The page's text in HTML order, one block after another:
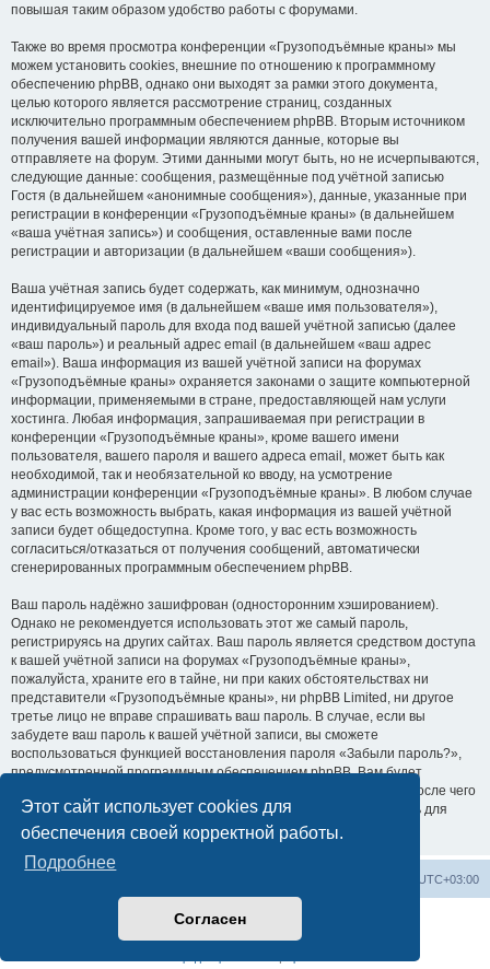
Этот сайт использует cookies для
обеспечения своей корректной работы.
Подробнее
Согласен
повышая таким образом удобство работы с форумами.
Также во время просмотра конференции «Грузоподъёмные краны» мы
можем установить cookies, внешние по отношению к программному
обеспечению phpBB, однако они выходят за рамки этого документа,
целью которого является рассмотрение страниц, созданных
исключительно программным обеспечением phpBB. Вторым источником
получения вашей информации являются данные, которые вы
отправляете на форум. Этими данными могут быть, но не исчерпываются,
следующие данные: сообщения, размещённые под учётной записью
Гостя (в дальнейшем «анонимные сообщения»), данные, указанные при
регистрации в конференции «Грузоподъёмные краны» (в дальнейшем
«ваша учётная запись») и сообщения, оставленные вами после
регистрации и авторизации (в дальнейшем «ваши сообщения»).
Ваша учётная запись будет содержать, как минимум, однозначно
идентифицируемое имя (в дальнейшем «ваше имя пользователя»),
индивидуальный пароль для входа под вашей учётной записью (далее
«ваш пароль») и реальный адрес email (в дальнейшем «ваш адрес
email»). Ваша информация из вашей учётной записи на форумах
«Грузоподъёмные краны» охраняется законами о защите компьютерной
информации, применяемыми в стране, предоставляющей нам услуги
хостинга. Любая информация, запрашиваемая при регистрации в
конференции «Грузоподъёмные краны», кроме вашего имени
пользователя, вашего пароля и вашего адреса email, может быть как
необходимой, так и необязательной ко вводу, на усмотрение
администрации конференции «Грузоподъёмные краны». В любом случае
у вас есть возможность выбрать, какая информация из вашей учётной
записи будет общедоступна. Кроме того, у вас есть возможность
согласиться/отказаться от получения сообщений, автоматически
сгенерированных программным обеспечением phpBB.
Ваш пароль надёжно зашифрован (односторонним хэшированием).
Однако не рекомендуется использовать этот же самый пароль,
регистрируясь на других сайтах. Ваш пароль является средством доступа
к вашей учётной записи на форумах «Грузоподъёмные краны»,
пожалуйста, храните его в тайне, ни при каких обстоятельствах ни
представители «Грузоподъёмные краны», ни phpBB Limited, ни другое
третье лицо не вправе спрашивать ваш пароль. В случае, если вы
забудете ваш пароль к вашей учётной записи, вы сможете
воспользоваться функцией восстановления пароля «Забыли пароль?»,
предусмотренной программным обеспечением phpBB. Вам будет
необходимо ввести ваше имя пользователя и ваш адрес email, после чего
программное обеспечение phpBB сгенерирует вам новый пароль для
вашей учётной записи.
UTC+03:00
Создано на основеphpBB® Forum Software © phpBB Limited
Русская поддержка phpBB